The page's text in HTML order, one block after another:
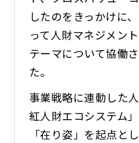
したのをきっかけに
って人財マネジメン
テーマについて協働
た。
事業戦略に連動した
紅人財エコシステム
「在り姿」を起点と